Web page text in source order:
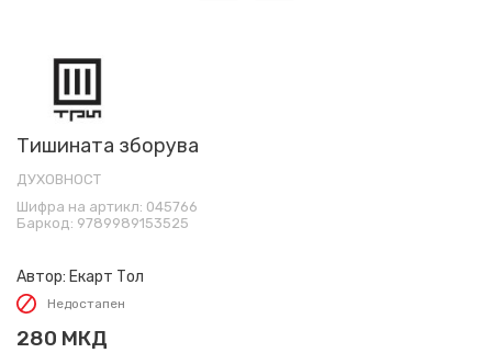
Тишината зборува
ДУХОВНОСТ
Шифра на артикл: 045766
Баркод: 9789989153525
Автор: Екарт Тол
Недостапен
280 МКД